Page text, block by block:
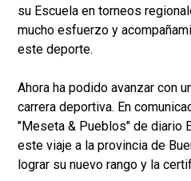
su Escuela en torneos
mucho esfuerzo y
este deporte.
Ahora ha podido avanzar con
carrera deportiva. En
"Meseta & Pueblos" de diario
este viaje a la provincia de
lograr su nuevo rango y la